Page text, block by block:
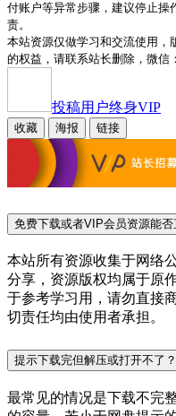
付账户等异常步骤，建议停止操
责。
本站资源仅做学习和交流使用，
的权益，请联系站长删除，微信
投稿用户终身VIP
收藏 海报 链接
免费下载或者VIP会员资源能否
本站所有资源收集于网络
分享，资源版权均属于原
于参考学习用，请勿直接
切责任均由使用者承担。
提示下载完但解压或打开不了？
最常见的情况是下载不完